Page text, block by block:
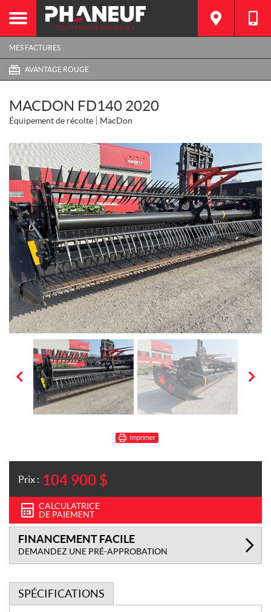
MES FACTURES
AVANTAGE ROUGE
MACDON FD140 2020
Équipement de récolte MacDon
Imprimer
Prix : 104 900 $
CALCULATRICE
DE PAIEMENT
FINANCEMENT FACILE
DEMANDEZ UNE PRÉ-APPROBATION
SPÉCIFICATIONS